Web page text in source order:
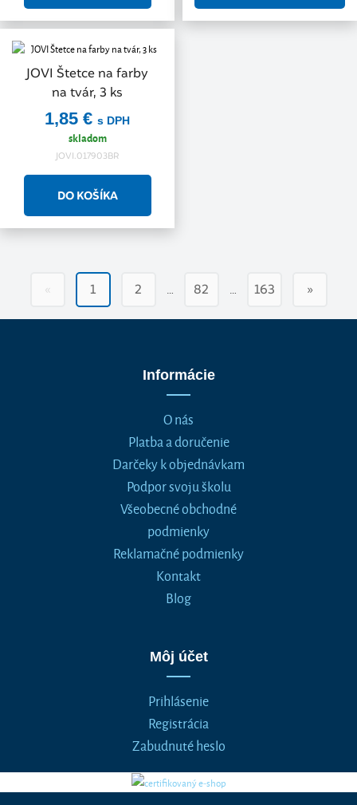
JOVI Štetce na farby
na tvár, 3 ks
1,85 € s DPH
skladom
JOVI.017903BR
« 1 2 … 82 … 163 »
Informácie
O nás
Platba a doručenie
Darčeky k objednávkam
Podpor svoju školu
Všeobecné obchodné
podmienky
Reklamačné podmienky
Kontakt
Blog
Môj účet
Prihlásenie
Registrácia
Zabudnuté heslo